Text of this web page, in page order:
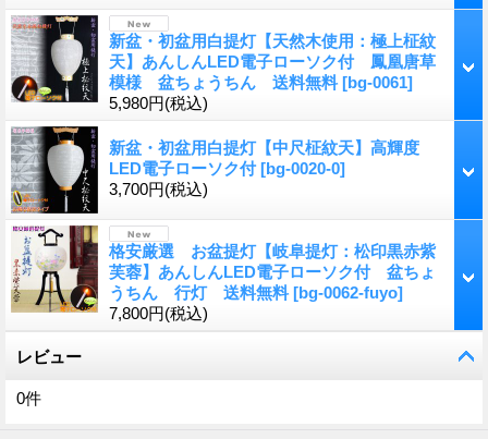
新盆・初盆用白提灯【天然木使用：極上柾紋
天】あんしんLED電子ローソク付 鳳凰唐草
模様 盆ちょうちん 送料無料 [bg-0061]
5,980円(税込)
新盆・初盆用白提灯【中尺柾紋天】高輝度
LED電子ローソク付[bg-0020-0]
3,700円(税込)
格安厳選 お盆提灯【岐阜提灯：松印黒赤紫
芙蓉】あんしんLED電子ローソク付 盆ちょ
うちん 行灯 送料無料 [bg-0062-fuyo]
7,800円(税込)
レビュー
0件